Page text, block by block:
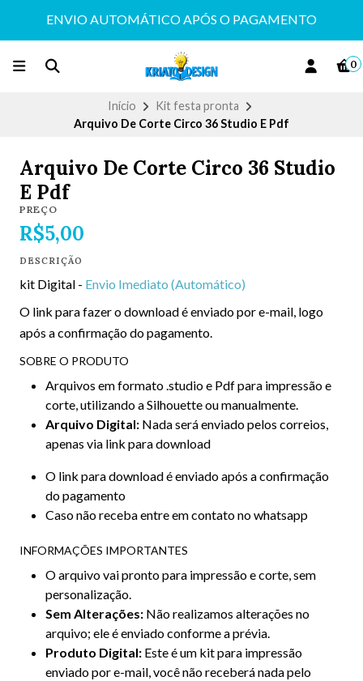
ENVIO AUTOMÁTICO APÓS O PAGAMENTO
0
Início
Kit festa pronta
Arquivo De Corte Circo 36 Studio E Pdf
Arquivo De Corte Circo 36 Studio
E Pdf
PREÇO
R$5,00
DESCRIÇÃO
kit Digital - Envio Imediato (Automático)
O link para fazer o download é enviado por e-mail, logo
após a confirmação do pagamento.
SOBRE O PRODUTO
Arquivos em formato .studio e Pdf para impressão e
corte, utilizando a Silhouette ou manualmente.
Arquivo Digital: Nada será enviado pelos correios,
apenas via link para download
O link para download é enviado após a confirmação
do pagamento
Caso não receba entre em contato no whatsapp
INFORMAÇÕES IMPORTANTES
O arquivo vai pronto para impressão e corte, sem
personalização.
Sem Alterações: Não realizamos alterações no
arquivo; ele é enviado conforme a prévia.
Produto Digital: Este é um kit para impressão
enviado por e-mail, você não receberá nada pelo